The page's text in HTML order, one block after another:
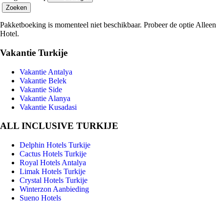
Zoeken
Pakketboeking is momenteel niet beschikbaar. Probeer de optie Alleen
Hotel.
Vakantie Turkije
Vakantie Antalya
Vakantie Belek
Vakantie Side
Vakantie Alanya
Vakantie Kusadasi
ALL INCLUSIVE TURKIJE
Delphin Hotels Turkije
Cactus Hotels Turkije
Royal Hotels Antalya
Limak Hotels Turkije
Crystal Hotels Turkije
Winterzon Aanbieding
Sueno Hotels